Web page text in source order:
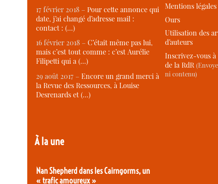
17 février 2018 –Pour cette annonce qui
date, j’ai changé d’adresse mail :
contact : (…)
16 février 2018 –C’était même pas lui,
mais c’est tout comme : c’est Aurélie
Filipetti qui a (…)
29 août 2017 –Encore un grand merci à
la Revue des Ressources, à Louise
Desrenards et (…)
À la une
Nan Shepherd dans les Cairngorms, un
« trafic amoureux »
Mentions légales
Ours
Utilisation des
d’auteurs
Inscrivez-vous
de la RdR
ni contenu)